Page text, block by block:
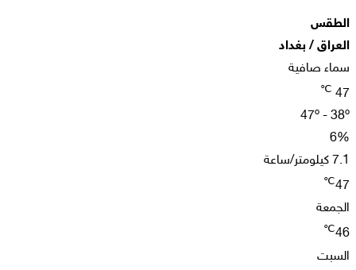
الطقس
العراق / بغداد
سماء صافية
47
℃
47º - 38º
6%
7.1 كيلومتر/ساعة
47
℃
الجمعة
46
℃
السبت